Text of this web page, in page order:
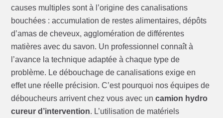
causes multiples sont à l’origine des canalisations
bouchées : accumulation de restes alimentaires, dépôts
d’amas de cheveux, agglomération de différentes
matières avec du savon. Un professionnel connaît à
l’avance la technique adaptée à chaque type de
problème. Le débouchage de canalisations exige en
effet une réelle précision. C’est pourquoi nos équipes de
déboucheurs arrivent chez vous avec uncamion hydro
cureur d’intervention. L’utilisation de matériels